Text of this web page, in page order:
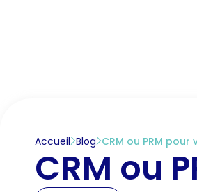
Accueil Blog CRM ou PRM
CRM ou